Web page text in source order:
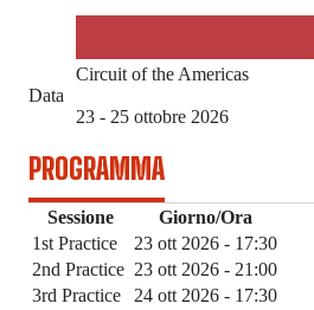
Circuit of the Americas
Data
23 - 25 ottobre 2026
PROGRAMMA
Sessione
Giorno/Ora
1st Practice
23 ott 2026 - 17:30
2nd Practice 23 ott 2026 - 21:00
3rd Practice
24 ott 2026 - 17:30